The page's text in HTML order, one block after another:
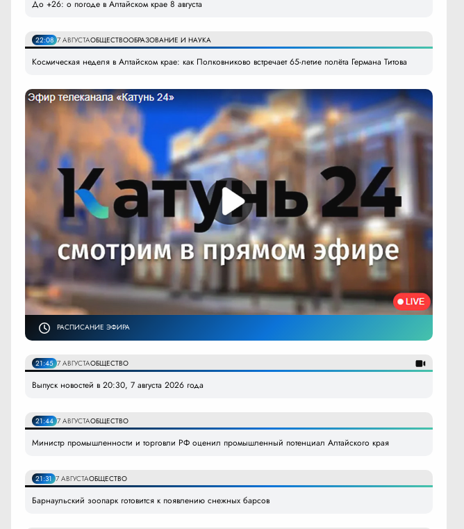
До +26: о погоде в Алтайском крае 8 августа
22:08 7 АВГУСТАОБЩЕСТВООБРАЗОВАНИЕ И НАУКА
Космическая неделя в Алтайском крае: как Полковниково встречает 65-летие полёта Германа Титова
РАСПИСАНИЕ ЭФИРА
21:45 7 АВГУСТАОБЩЕСТВО
Выпуск новостей в 20:30, 7 августа 2026 года
21:44 7 АВГУСТАОБЩЕСТВО
Министр промышленности и торговли РФ оценил промышленный потенциал Алтайского края
21:31 7 АВГУСТАОБЩЕСТВО
Барнаульский зоопарк готовится к появлению снежных барсов